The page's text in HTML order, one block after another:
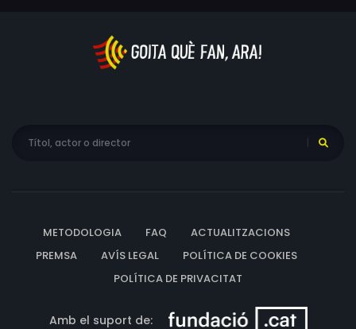
METODOLOGIA FAQ
ACTUALITZACIONS
PREMSA
AVÍS LEGAL
POLÍTICA DE COOKIES
POLÍTICA DE PRIVACITAT
Amb el suport de: